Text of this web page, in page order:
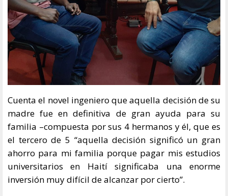
Cuenta el novel ingeniero que aquella decisión de su
madre fue en definitiva de gran ayuda para su
familia –compuesta por sus 4 hermanos y él, que es
el tercero de 5 “aquella decisión significó un gran
ahorro para mi familia porque pagar mis estudios
universitarios en Haití significaba una enorme
inversión muy difícil de alcanzar por cierto”.